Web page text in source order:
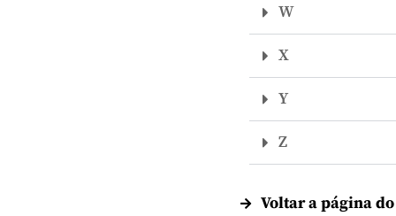
W
X
Y
Z
Voltar a página